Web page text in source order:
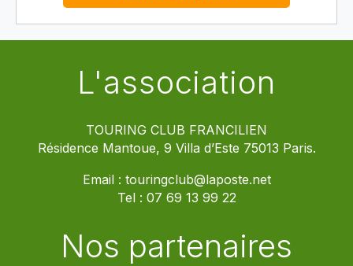
L'association
TOURING CLUB FRANCILIEN
Résidence Mantoue, 9 Villa d’Este 75013 Paris.
Email : touringclub@laposte.net
Tel : 07 69 13 99 22
Nos partenaires